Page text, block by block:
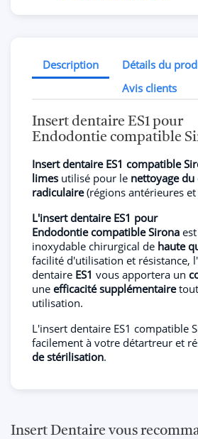
Description
Détails du
Avis clients
Insert dentaire ES1 pour
Endodontie compatible
Insert dentaire ES1 compatible
limes utilisé pour le nettoyage du
radiculaire(régions antérieures
L'insert dentaire ES1 pour
Endodontie compatible Sirona
inoxydable chirurgical de haute
facilité d'utilisation et résistance,
dentaire ES1 vous apportera un
une efficacité supplémentairetout
utilisation.
L'insert dentaire ES1 compatible
facilement à votre détartreur et
de stérilisation.
Insert Dentaire vous